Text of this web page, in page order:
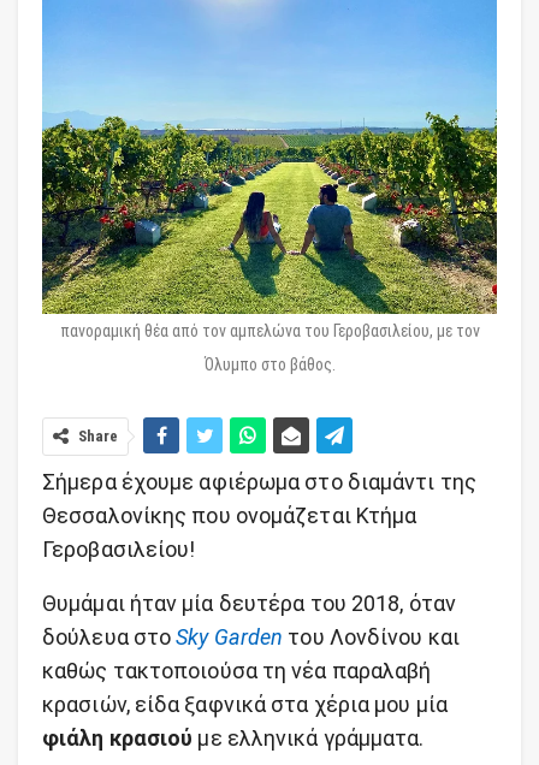
πανοραμική θέα από τον αμπελώνα του Γεροβασιλείου, με τον
Όλυμπο στο βάθος.
Share
Σήμερα έχουμε αφιέρωμα στο διαμάντι της
Θεσσαλονίκης που ονομάζεται Κτήμα
Γεροβασιλείου!
Θυμάμαι ήταν μία δευτέρα του 2018, όταν
δούλευα στοSky Garden του Λονδίνου και
καθώς τακτοποιούσα τη νέα παραλαβή
κρασιών, είδα ξαφνικά στα χέρια μου μία
φιάλη κρασιού με ελληνικά γράμματα.